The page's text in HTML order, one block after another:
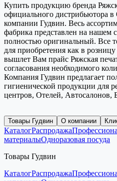
Купить продукцию бренда
официального дистрибьютора
компании Гудвин. Весь
фабрика представлен на нашем
полностью оригинальный. Все
для приобретения как в
вышлет Вам прайс Ряжская
согласования необходимого
Компания Гудвин предлагает
гигиенической продукции для
центров, Отелей, Автосалонов,
Товары Гудвин О компании
КаталогРаспродажа
материалыОдноразовая посуда
Товары Гудвин
КаталогРаспродажа